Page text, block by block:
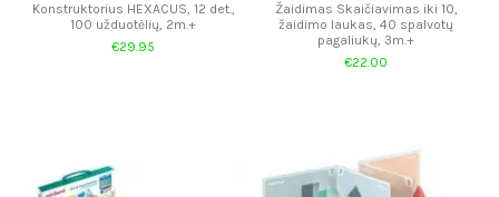
Konstruktorius HEXACUS, 12 det.,
100 užduotėlių, 2m.+
€29.95
Žaidimas Skaičiavimas iki 10,
žaidimo laukas, 40 spalvotų
pagaliukų, 3m.+
€22.00